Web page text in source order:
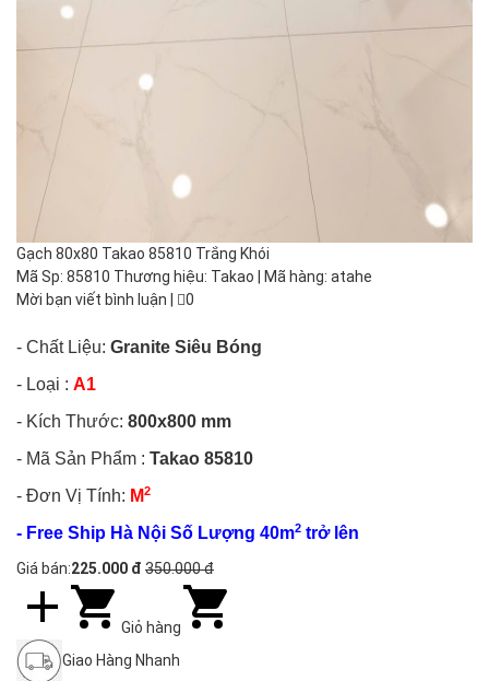
Gạch 80x80 Takao 85810 Trắng Khói
Mã Sp: 85810 Thương hiệu: Takao | Mã hàng: atahe
Mời bạn viết bình luận | 0
- Chất Liệu: Granite Siêu Bóng
- Loại : A1
- Kích Thước: 800x800 mm
- Mã Sản Phẩm : Takao 85810
- Đơn Vị Tính: M2
- Free Ship Hà Nội Số Lượng 40m2 trở lên
Giá bán:225.000 đ 350.000 đ
Giỏ hàng
Giao Hàng Nhanh